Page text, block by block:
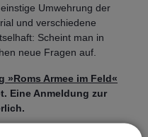
Umwehrung der
und verschiedene
Scheint man in
neue Fragen auf.
»Roms Armee im Feld«
Eine Anmeldung zur